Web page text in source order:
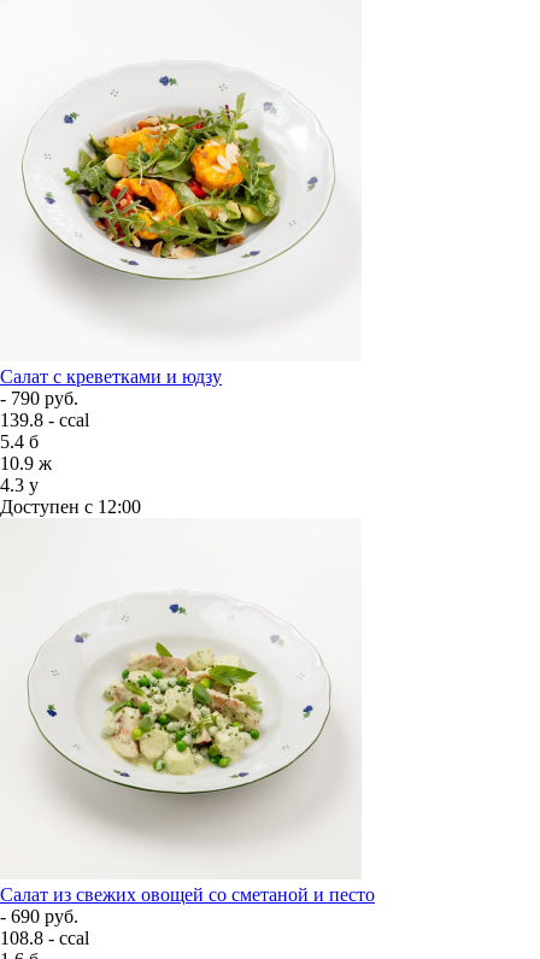
Салат с креветками и юдзу
- 790 руб.
139.8 - ccal
5.4 б
10.9 ж
4.3 у
Доступен с 12:00
Салат из свежих овощей со сметаной и песто
- 690 руб.
108.8 - ccal